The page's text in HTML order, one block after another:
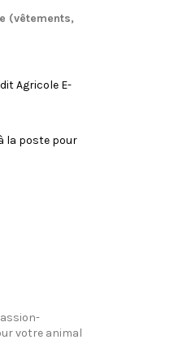
(vêtements,
Agricole E-
la poste pour
votre animal